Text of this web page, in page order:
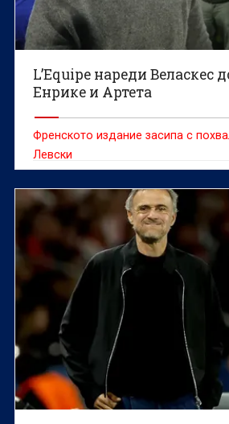
L’Еquipe нареди Веласкес
Енрике и Артета
Френското издание засипа с
Левски